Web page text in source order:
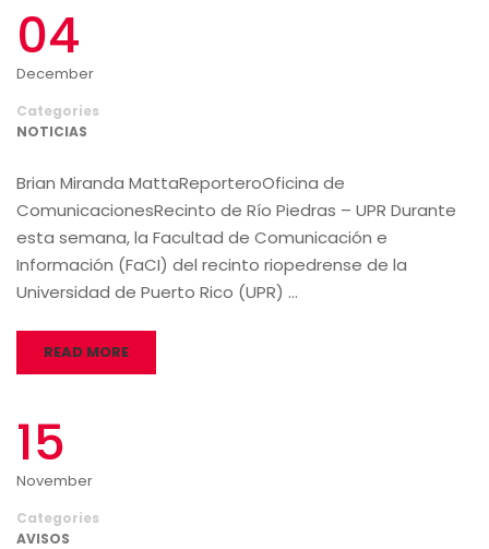
04
December
Categories
NOTICIAS
Brian Miranda MattaReporteroOficina de
ComunicacionesRecinto de Río Piedras – UPR Durante
esta semana, la Facultad de Comunicación e
Información (FaCI) del recinto riopedrense de la
Universidad de Puerto Rico (UPR) …
READ MORE
15
November
Categories
AVISOS